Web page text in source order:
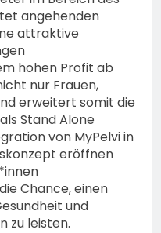
angehenden
attraktive
hohen Profit ab
nur Frauen,
erweitert somit die
Stand Alone
von MyPelvi in
eröffnen
Chance, einen
und
zu leisten.